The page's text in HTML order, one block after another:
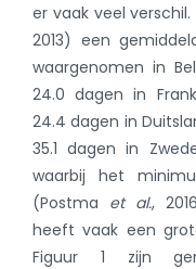
er vaak veel
2013) een
waargenomen in
24.0 dagen in
24.4 dagen in
35.1 dagen in
waarbij het
(Postma et al.,
heeft vaak een
Figuur 1 zijn